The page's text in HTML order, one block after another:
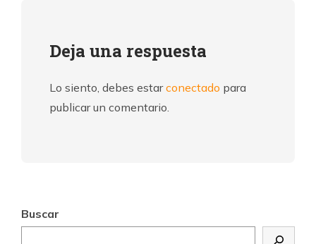
Deja una respuesta
Lo siento, debes estarconectado para
publicar un comentario.
Buscar